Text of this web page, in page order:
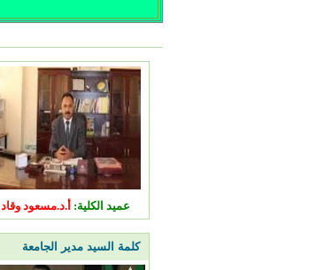
عميد الكلية: أ.د.مسعود وقاد
كلمة السيد مدير الجامعة